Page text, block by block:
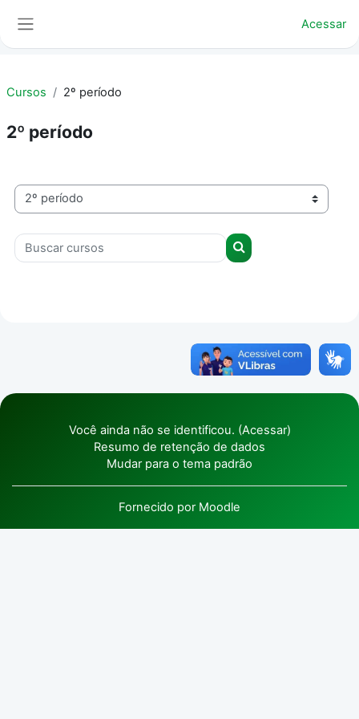
Acessar
Cursos 2º período
2º período
Categorias de Cursos
Buscar cursos
Buscar cursos
Você ainda não se identificou. (Acessar)
Resumo de retenção de dados
Mudar para o tema padrão
Fornecido por Moodle